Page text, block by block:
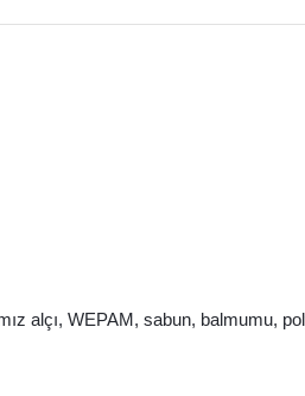
alçı, WEPAM, sabun, balmumu,